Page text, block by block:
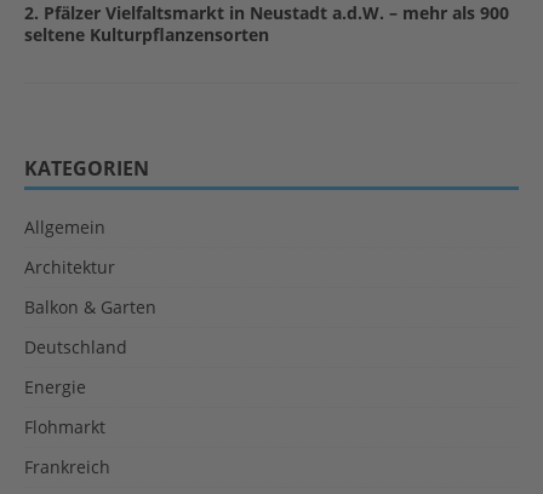
2. Pfälzer Vielfaltsmarkt in Neustadt a.d.W. – mehr als 900
seltene Kulturpflanzensorten
KATEGORIEN
Allgemein
Architektur
Balkon & Garten
Deutschland
Energie
Flohmarkt
Frankreich